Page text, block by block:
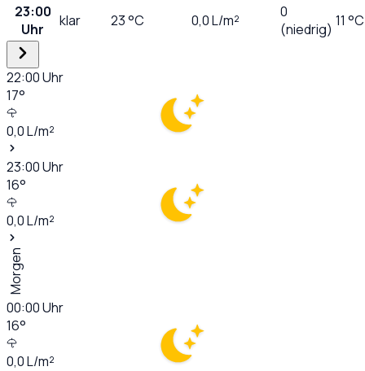
23:00
Uhr
klar 23°C 0,0L/m²
0
(niedrig) 11 °C
22:00Uhr
17°
0,0L/m²
23:00Uhr
16°
0,0L/m²
Morgen
00:00Uhr
16°
0,0L/m²